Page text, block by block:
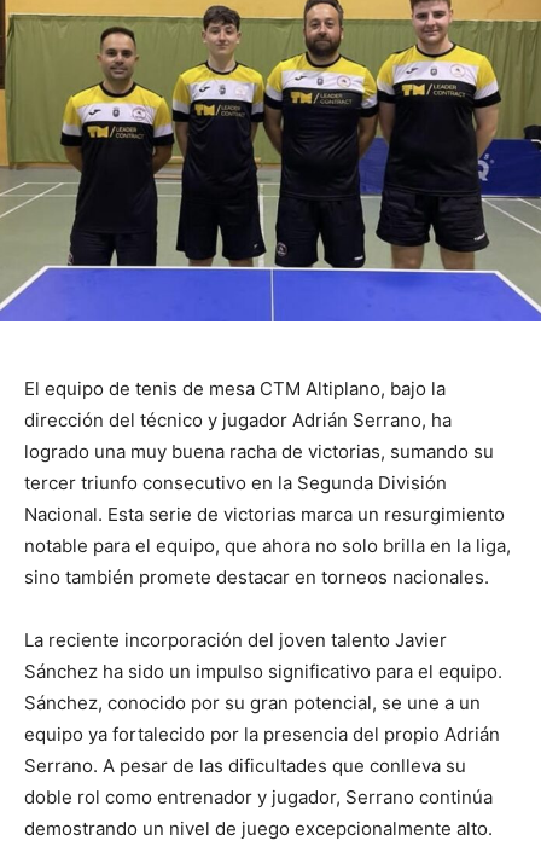
El equipo de tenis de mesa CTM Altiplano, bajo la
dirección del técnico y jugador Adrián Serrano, ha
logrado una muy buena racha de victorias, sumando su
tercer triunfo consecutivo en la Segunda División
Nacional. Esta serie de victorias marca un resurgimiento
notable para el equipo, que ahora no solo brilla en la liga,
sino también promete destacar en torneos nacionales.
La reciente incorporación del joven talento Javier
Sánchez ha sido un impulso significativo para el equipo.
Sánchez, conocido por su gran potencial, se une a un
equipo ya fortalecido por la presencia del propio Adrián
Serrano. A pesar de las dificultades que conlleva su
doble rol como entrenador y jugador, Serrano continúa
demostrando un nivel de juego excepcionalmente alto.